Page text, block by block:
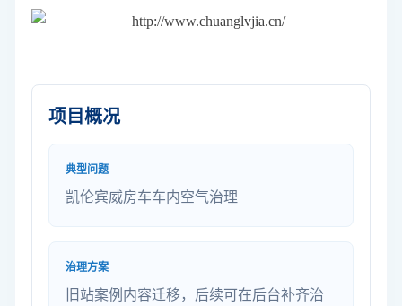
项目概况
典型问题
凯伦宾威房车车内空气治理
治理方案
旧站案例内容迁移，后续可在后台补齐治